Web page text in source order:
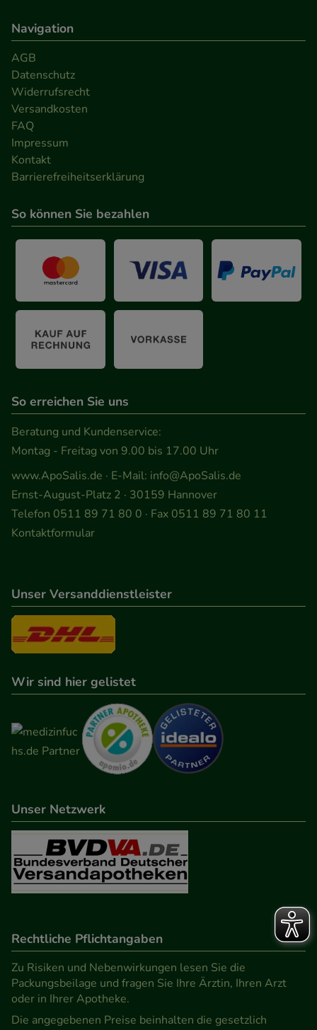
Navigation
AGB
Datenschutz
Widerrufsrecht
Versandkosten
FAQ
Impressum
Kontakt
Barrierefreiheitserklärung
So können Sie bezahlen
So erreichen Sie uns
Beratung und Kundenservice:
Montag - Freitag von 9.00 bis 17.00 Uhr
www.ApoSalis.de · E-Mail: info@ApoSalis.de
Ernst-August-Platz 2 · 30159 Hannover
Telefon 0511 89 71 80 0 · Fax 0511 89 71 80 11
Kontaktformular
Unser Versanddienstleister
Wir sind hier gelistet
Unser Netzwerk
Rechtliche Pflichtangaben
Zu Risiken und Nebenwirkungen lesen Sie die
Packungsbeilage und fragen Sie Ihre Ärztin, Ihren Arzt
oder in Ihrer Apotheke.
Die angegebenen Preise beinhalten die gesetzlich